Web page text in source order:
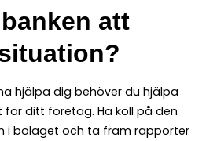
att
hjälpa dig behöver du hjälpa
ditt företag. Ha koll på den
i bolaget och ta fram rapporter